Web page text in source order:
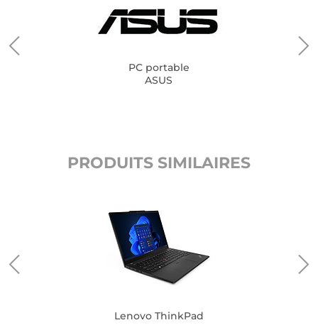
PC portable
ASUS
PRODUITS SIMILAIRES
Lenovo ThinkPad